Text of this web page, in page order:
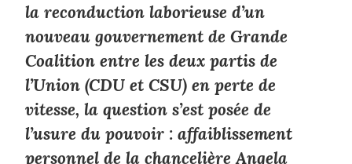
la reconduction laborieuse d’un
nouveau gouvernement de Grande
Coalition entre les deux partis de
l’Union (CDU et CSU) en perte de
vitesse, la question s’est posée de
l’usure du pouvoir : affaiblissement
personnel de la chancelière Angela